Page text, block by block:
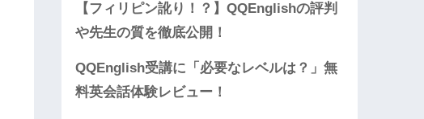
【フィリピン訛り！？】QQEnglishの評判
や先生の質を徹底公開！
QQEnglish受講に「必要なレベルは？」無
料英会話体験レビュー！